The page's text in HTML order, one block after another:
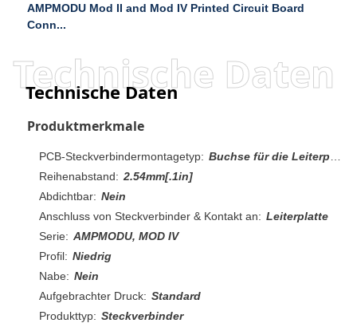
AMPMODU Mod II and Mod IV Printed Circuit Board
Conn...
Technische Daten
Technische Daten
Produktmerkmale
PCB-Steckverbindermontagetyp: Buchse für die Leiterplattenmontage
Reihenabstand: 2.54mm[.1in]
Abdichtbar: Nein
Anschluss von Steckverbinder & Kontakt an: Leiterplatte
Serie: AMPMODU, MOD IV
Profil: Niedrig
Nabe: Nein
Aufgebrachter Druck: Standard
Produkttyp: Steckverbinder